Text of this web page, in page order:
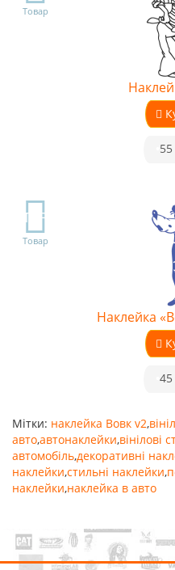
Товар
TOP
Товар
Наклейка
45
Мітки: наклейка Вовк v2,
авто,автонаклейки,вінілові
автомобіль,декоративні
наклейки,стильні наклейки,
наклейки,наклейка в авто